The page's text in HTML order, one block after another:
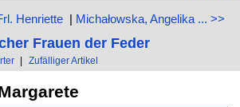
Henriette| Michałowska, Angelika ... >>
Frauen der Feder
| Zufälliger Artikel